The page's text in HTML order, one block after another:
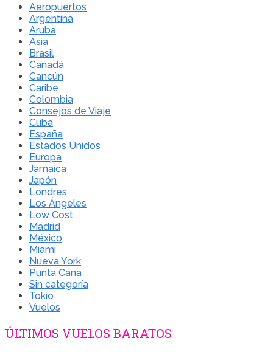
Aeropuertos
Argentina
Aruba
Asia
Brasil
Canadá
Cancún
Caribe
Colombia
Consejos de Viaje
Cuba
España
Estados Unidos
Europa
Jamaica
Japón
Londres
Los Ángeles
Low Cost
Madrid
México
Miami
Nueva York
Punta Cana
Sin categoría
Tokio
Vuelos
ÚLTIMOS VUELOS BARATOS